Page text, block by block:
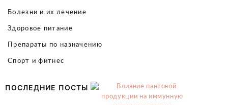
Болезни и их лечение
Здоровое питание
Препараты по назначению
Спорт и фитнес
ПОСЛЕДНИЕ ПОСТЫ